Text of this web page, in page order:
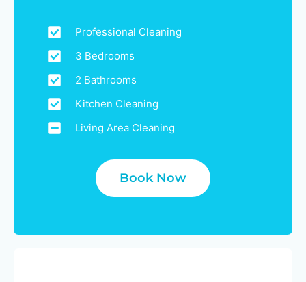
Professional Cleaning
3 Bedrooms
2 Bathrooms
Kitchen Cleaning
Living Area Cleaning
Book Now